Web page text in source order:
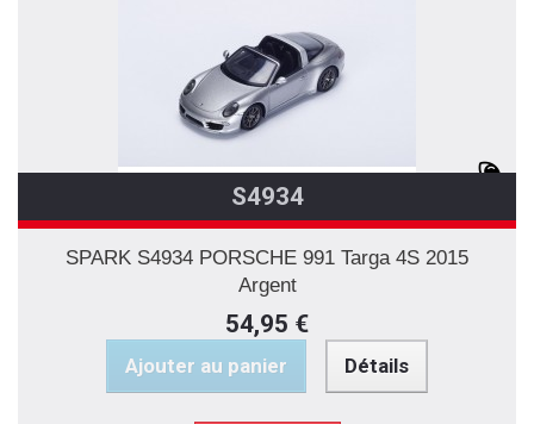
S4934
SPARK S4934 PORSCHE 991 Targa 4S 2015
Argent
54,95 €
Ajouter au panier Détails